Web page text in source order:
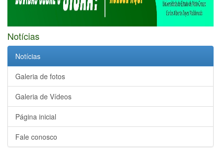
Notícias
Notícias
Galeria de fotos
Galeria de Vídeos
Página inicial
Fale conosco